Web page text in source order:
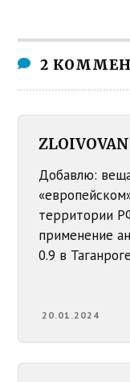
2
ZLOIVOVAN
Добавлю:
территории
применение
0.9 в
20.01.2024